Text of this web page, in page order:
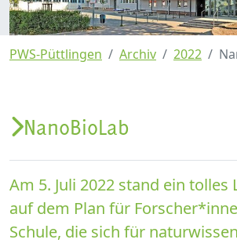
PWS-Püttlingen Archiv 2022
NanoBioLab
Am 5. Juli 2022 stand ein
auf dem Plan für
Schule, die sich für